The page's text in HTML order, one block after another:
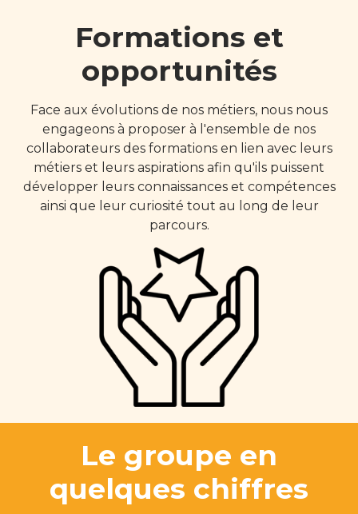
Formations et
opportunités
Face aux évolutions de nos métiers, nous nous
engageons à proposer à l'ensemble de nos
collaborateurs des formations en lien avec leurs
métiers et leurs aspirations afin qu'ils puissent
développer leurs connaissances et compétences
ainsi que leur curiosité tout au long de leur
parcours.
Le groupe en
quelques chiffres